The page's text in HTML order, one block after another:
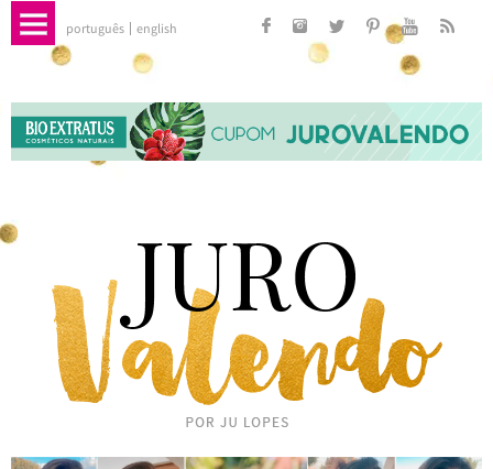
português english